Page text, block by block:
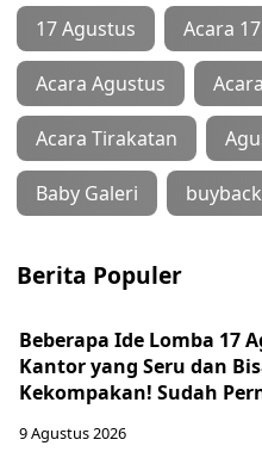
17 Agustus Acara
Acara Agustus
Acara Tirakatan
Baby Galeri
Berita Populer
Beberapa Ide Lomba 17
Kantor yang Seru dan
Kekompakan! Sudah
9 Agustus 2026